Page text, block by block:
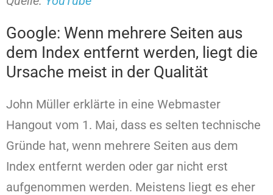
Google: Wenn mehrere Seiten aus
dem Index entfernt werden, liegt die
Ursache meist in der Qualität
John Müller erklärte in eine Webmaster
Hangout vom 1. Mai, dass es selten technische
Gründe hat, wenn mehrere Seiten aus dem
Index entfernt werden oder gar nicht erst
aufgenommen werden. Meistens liegt es eher